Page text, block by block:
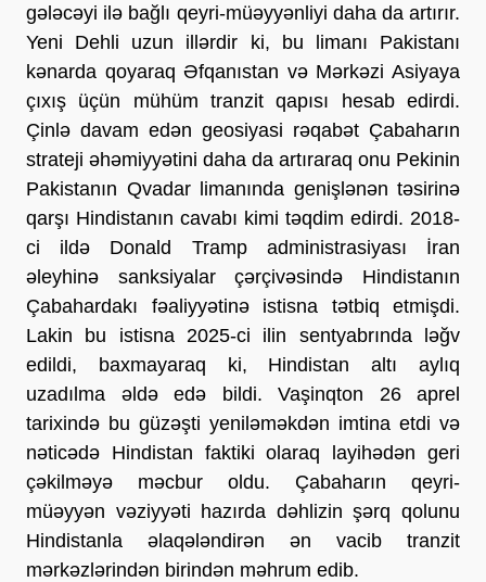
gələcəyi ilə bağlı qeyri-müəyyənliyi daha da artırır.
Yeni Dehli uzun illərdir ki, bu limanı Pakistanı
kənarda qoyaraq Əfqanıstan və Mərkəzi Asiyaya
çıxış üçün mühüm tranzit qapısı hesab edirdi.
Çinlə davam edən geosiyasi rəqabət Çabaharın
strateji əhəmiyyətini daha da artıraraq onu Pekinin
Pakistanın Qvadar limanında genişlənən təsirinə
qarşı Hindistanın cavabı kimi təqdim edirdi. 2018-
ci ildə Donald Tramp administrasiyası İran
əleyhinə sanksiyalar çərçivəsində Hindistanın
Çabahardakı fəaliyyətinə istisna tətbiq etmişdi.
Lakin bu istisna 2025-ci ilin sentyabrında ləğv
edildi, baxmayaraq ki, Hindistan altı aylıq
uzadılma əldə edə bildi. Vaşinqton 26 aprel
tarixində bu güzəşti yeniləməkdən imtina etdi və
nəticədə Hindistan faktiki olaraq layihədən geri
çəkilməyə məcbur oldu. Çabaharın qeyri-
müəyyən vəziyyəti hazırda dəhlizin şərq qolunu
Hindistanla əlaqələndirən ən vacib tranzit
mərkəzlərindən birindən məhrum edib.